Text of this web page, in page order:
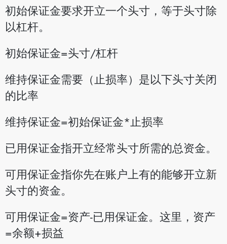
初始保证金要求开立一个头寸，等于头寸除
以杠杆。
初始保证金=头寸/杠杆
维持保证金需要（止损率）是以下头寸关闭
的比率
维持保证金=初始保证金*止损率
已用保证金指开立经常头寸所需的总资金。
可用保证金指你先在账户上有的能够开立新
头寸的资金。
可用保证金=资产-已用保证金。这里，资产
=余额+损益